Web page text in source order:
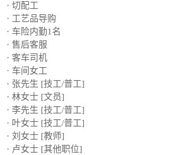
· 切配工
· 工艺品导购
· 车险内勤1名
· 售后客服
· 客车司机
· 车间女工
· 张先生 [技工/普工]
· 林女士 [文员]
· 李先生 [技工/普工]
· 叶女士 [技工/普工]
· 刘女士 [教师]
· 卢女士 [其他职位]